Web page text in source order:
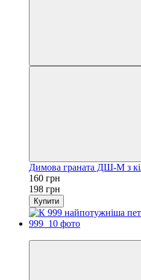
Димова граната ДШ-М з
160 грн
198 грн
Купити